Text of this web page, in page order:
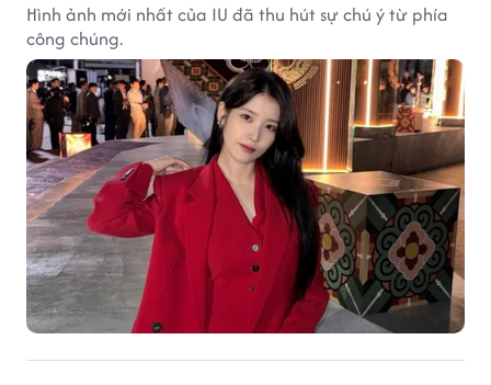
Hình ảnh mới nhất của IU đã thu hút sự chú ý từ phía
công chúng.